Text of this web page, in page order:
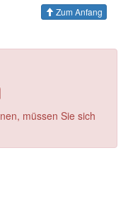
Zum Anfang
müssen Sie sich